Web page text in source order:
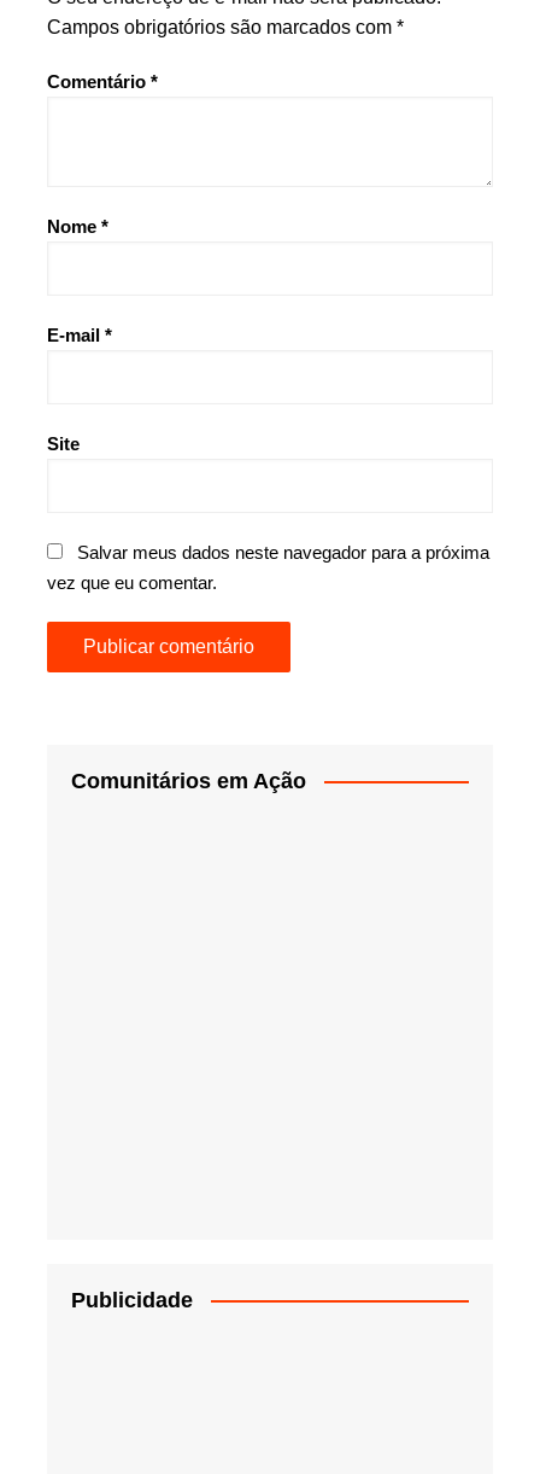
Campos obrigatórios são marcados com *
Comentário *
Nome *
E-mail *
Site
Salvar meus dados neste navegador para a próxima
vez que eu comentar.
Comunitários em Ação
Publicidade